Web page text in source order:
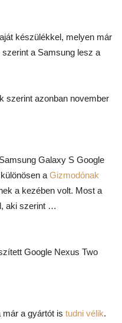
készülékkel, melyen már
a Samsung lesz a
szerint azonban november
Galaxy S Google
a Gizmodónak
a kezében volt. Most a
aki szerint …
Google Nexus Two
már a gyártót is tudni vélik.